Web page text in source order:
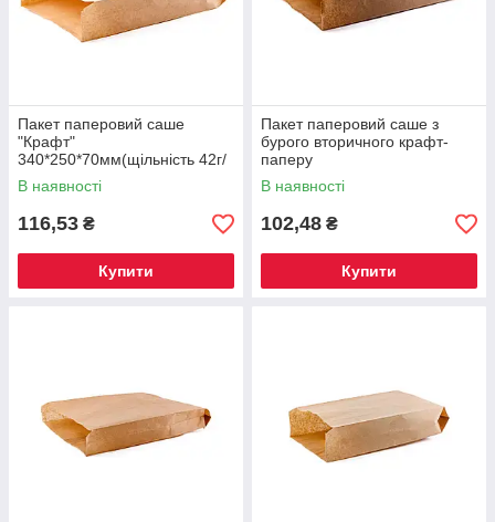
Пакет паперовий саше
"Крафт"
340*250*70мм(щільність 42г/
м2))(Арт СШ007)(100шт/уп)
(2000шт/ящ)
В наявності
116,53 ₴
Купити
Пакет паперовий саше з
бурого вторичного крафт-
паперу
360*220*50мм(щільність 40г/
м2)(Арт
В наявності
102,48 ₴
Купити